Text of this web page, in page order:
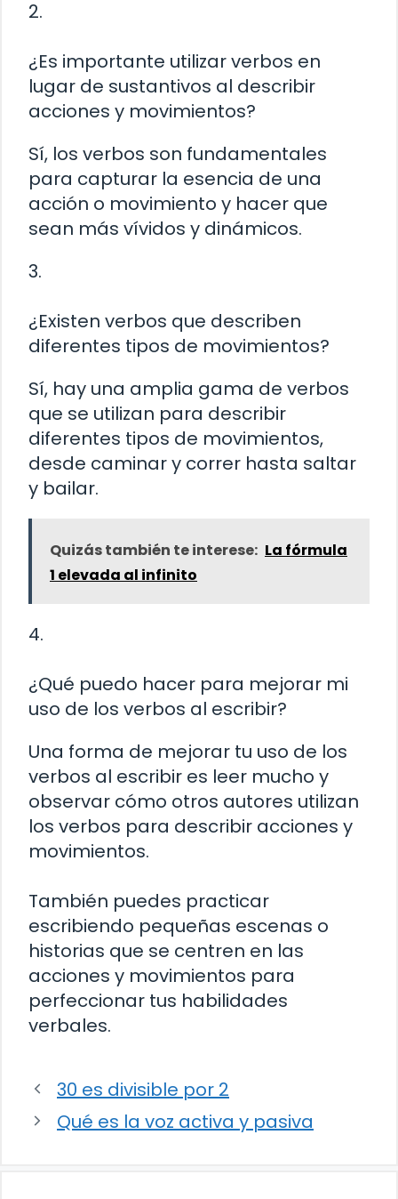
2.
¿Es importante utilizar verbos en
lugar de sustantivos al describir
acciones y movimientos?
Sí, los verbos son fundamentales
para capturar la esencia de una
acción o movimiento y hacer que
sean más vívidos y dinámicos.
3.
¿Existen verbos que describen
diferentes tipos de movimientos?
Sí, hay una amplia gama de verbos
que se utilizan para describir
diferentes tipos de movimientos,
desde caminar y correr hasta saltar
y bailar.
Quizás también te interese: La fórmula
1 elevada al infinito
4.
¿Qué puedo hacer para mejorar mi
uso de los verbos al escribir?
Una forma de mejorar tu uso de los
verbos al escribir es leer mucho y
observar cómo otros autores utilizan
los verbos para describir acciones y
movimientos.
También puedes practicar
escribiendo pequeñas escenas o
historias que se centren en las
acciones y movimientos para
perfeccionar tus habilidades
verbales.
30 es divisible por 2
Qué es la voz activa y pasiva